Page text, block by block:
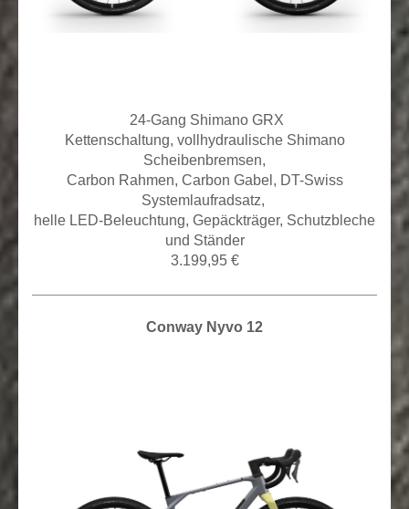
24-Gang Shimano GRX
Kettenschaltung, vollhydraulische Shimano
Scheibenbremsen,
Carbon Rahmen, Carbon Gabel, DT-Swiss
Systemlaufradsatz,
helle LED-Beleuchtung, Gepäckträger, Schutzbleche
und Ständer
3.199,95 €
Conway Nyvo 12